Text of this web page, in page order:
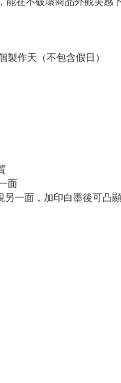
作天（不包含假日）
面
一面，加印白墨後可凸